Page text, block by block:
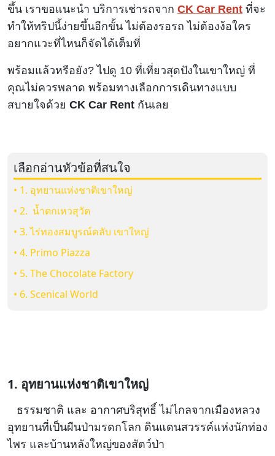
ขึ้น เราขอแนะนำ บริการเช่ารถจาก CK Car Rent ที่จะ
ทำให้ทริปนี้ง่ายขึ้นอีกขั้น ไม่ต้องรอรถ ไม่ต้องง้อใคร
อยากแวะที่ไหนก็จัดได้เต็มที่
พร้อมแล้วหรือยัง? ไปดู 10 ที่เที่ยวสุดปังในเขาใหญ่ ที่
คุณไม่ควรพลาด พร้อมทางเลือกการเดินทางแบบ
สบายใจด้วย CK Car Rent กันเลย
เลือกอ่านหัวข้อที่สนใจ
• 1. อุทยานแห่งชาติเขาใหญ่
• 2. น้ำตกเหวสุวัต
• 3. ไร่ทองสมบูรณ์คลับ เขาใหญ่
• 4. Primo Piazza
• 5. The Chocolate Factory
• 6. Scenical World
1. อุทยานแห่งชาติเขาใหญ่
ธรรมชาติ และ อากาศบริสุทธิ์ ไม่ไกลจากเมืองหลวง
อุทยานที่เป็นผืนป่ามรดกโลก ดินแดนสวรรค์แห่งนักท่อง
ไพร และบ้านหลังใหญ่ของสัตว์ป่า